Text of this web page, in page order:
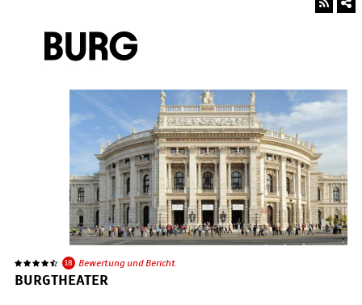
18 Bewertung und Bericht
BURGTHEATER